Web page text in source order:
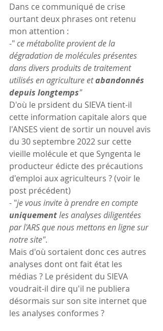
Dans ce communiqué de crise
ourtant deux phrases ont retenu
mon attention :
-" ce métabolite provient de la
dégradation de molécules présentes
dans divers produits de traitement
utilisés en agriculture et abandonnés
depuis longtemps"
D'où le prsident du SIEVA tient-il
cette information capitale alors que
l'ANSES vient de sortir un nouvel avis
du 30 septembre 2022 sur cette
vieille molécule et que Syngenta le
producteur édicte des précautions
d'emploi aux agriculteurs ? (voir le
post précédent)
- "je vous invite à prendre en compte
uniquement les analyses diligentées
par l'ARS que nous mettons en ligne sur
notre site".
Mais d'où sortaient donc ces autres
analyses dont ont fait état les
médias ? Le président du SIEVA
voudrait-il dire qu'il ne publiera
désormais sur son site internet que
les analyses conformes ?